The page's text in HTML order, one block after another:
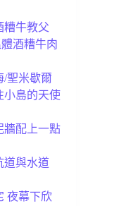
糟牛教父
酒糟牛肉
/聖米歇爾
小島的天使
牆配上一點
道與水道
夜幕下欣